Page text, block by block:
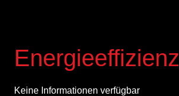
Energieeffizienz
Keine Informationen verfügbar